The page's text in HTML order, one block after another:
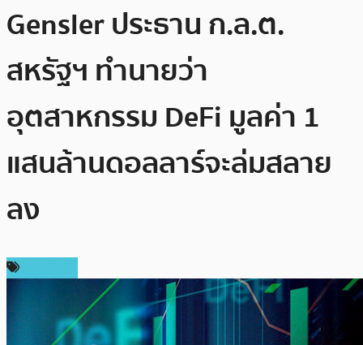
Gensler ประธาน ก.ล.ต.
สหรัฐฯ ทำนายว่า
อุตสาหกรรม DeFi มูลค่า 1
แสนล้านดอลลาร์จะล่มสลาย
ลง